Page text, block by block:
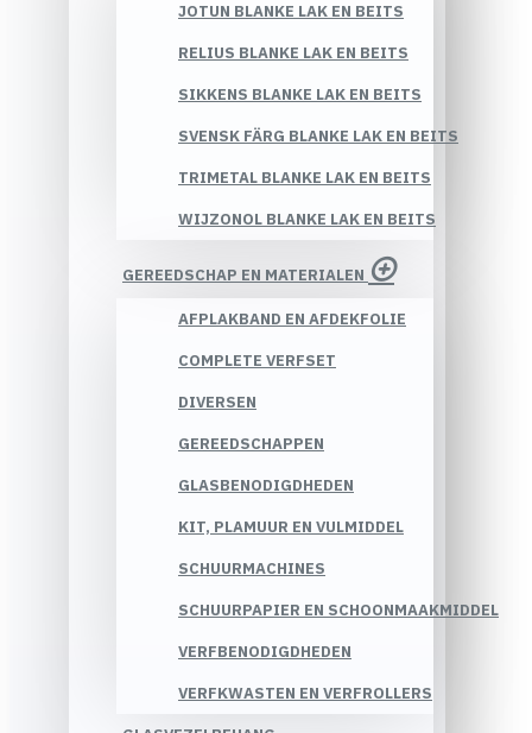
JOTUN BLANKE LAK EN BEITS
RELIUS BLANKE LAK EN BEITS
SIKKENS BLANKE LAK EN BEITS
SVENSK FÄRG BLANKE LAK EN BEITS
TRIMETAL BLANKE LAK EN BEITS
WIJZONOL BLANKE LAK EN BEITS
GEREEDSCHAP EN MATERIALEN
AFPLAKBAND EN AFDEKFOLIE
COMPLETE VERFSET
DIVERSEN
GEREEDSCHAPPEN
GLASBENODIGDHEDEN
KIT, PLAMUUR EN VULMIDDEL
SCHUURMACHINES
SCHUURPAPIER EN SCHOONMAAKMIDDEL
VERFBENODIGDHEDEN
VERFKWASTEN EN VERFROLLERS